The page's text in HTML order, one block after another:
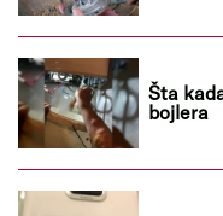
Šta
bojlera